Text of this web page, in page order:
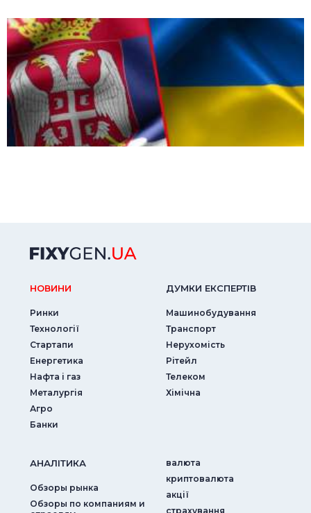
НОВИНИ
Ринки
Технології
Стартапи
Енергетика
Нафта і газ
Металургія
Агро
Банки
ДУМКИ ЕКСПЕРТIВ
Машинобудування
Транспорт
Нерухомість
Рітейл
Телеком
Хімічна
АНАЛIТИКА
Обзоры рынка
Обзоры по компаниям и
валюта
криптовалюта
акції
страхування